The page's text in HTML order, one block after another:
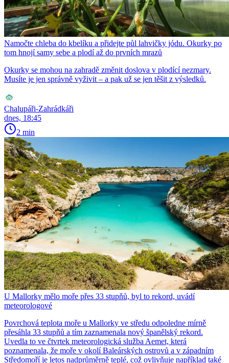
Namočte chleba do kbelíku a přidejte půl lahvičky jódu. Okurky po
tom hnojí samy sebe a plodí až do prvních mrazů
Okurky se mohou na zahradě změnit doslova v plodící nezmary.
Musíte je jen správně vyživit – a pak už se jen těšit z výsledků.
Chalupáři-Zahrádkáři
dnes, 18:45
2 min
U Mallorky mělo moře přes 33 stupňů, byl to rekord, uvádí
meteorologové
Povrchová teplota moře u Mallorky ve středu odpoledne mírně
přesáhla 33 stupňů a tím zaznamenala nový španělský rekord.
Uvedla to ve čtvrtek meteorologická služba Aemet, která
poznamenala, že moře v okolí Baleárských ostrovů a v západním
Středomoří je letos nadprůměrně teplé, což ovlivňuje například také